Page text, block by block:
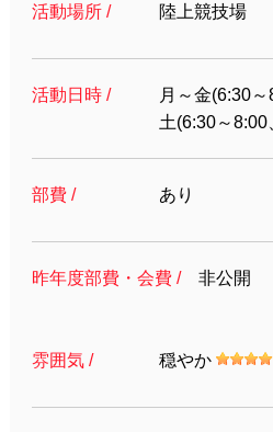
活動場所 / 陸上競技場
活動日時 /
月～金(6:30
土(6:30～
部費 / あり
昨年度部費・会費 / 非公開
雰囲気 / 穏やか